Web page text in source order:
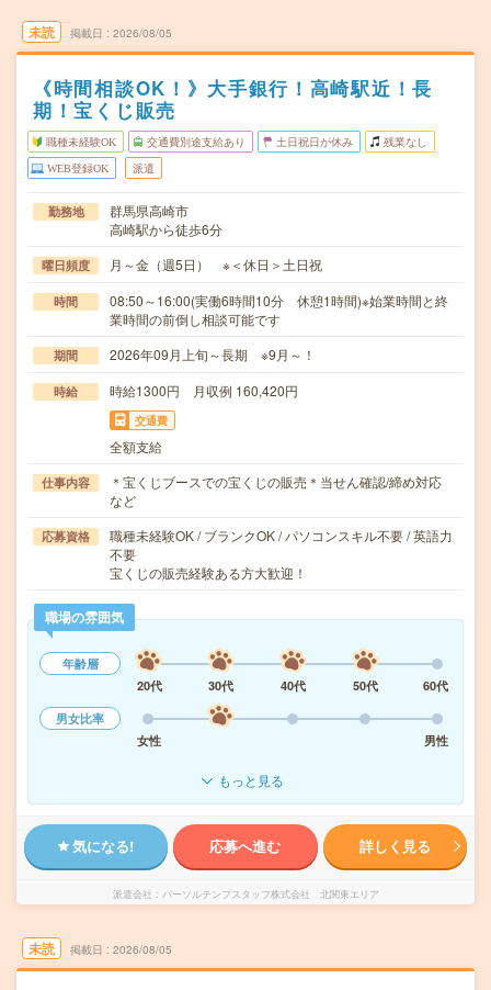
未読 掲載日 2026/08/05
《時間相談OK！》大手銀行！高崎駅近！長
期！宝くじ販売
職種未経験OK 交通費別途支給あり 土日祝日が休み 残業なし
WEB登録OK 派遣
勤務地
群馬県高崎市
高崎駅から徒歩6分
曜日頻度 月～金（週5日） ※＜休日＞土日祝
時間
08:50～16:00(実働6時間10分 休憩1時間)※始業時間と終
業時間の前倒し相談可能です
期間 2026年09月上旬～長期 ※9月～！
時給 時給1300円 月収例 160,420円
交通費
全額支給
仕事内容
＊宝くじブースでの宝くじの販売＊当せん確認/締め対応
など
応募資格
職種未経験OK / ブランクOK / パソコンスキル不要 / 英語力
不要
宝くじの販売経験ある方大歓迎！
職場の雰囲気
年齢層
20代
30代 40代 50代
60代
男女比率
女性
男性
もっと見る
気になる! 応募へ進む 詳しく見る
派遣会社 パーソルテンプスタッフ株式会社 北関東エリア
未読 掲載日 2026/08/05